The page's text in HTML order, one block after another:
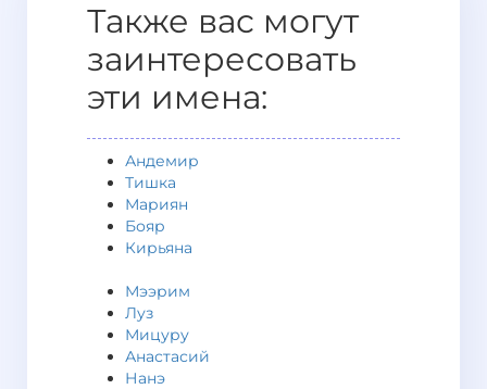
Также вас могут
заинтересовать
эти имена:
Андемир
Тишка
Мариян
Бояр
Кирьяна
Мээрим
Луз
Мицуру
Анастасий
Нанэ